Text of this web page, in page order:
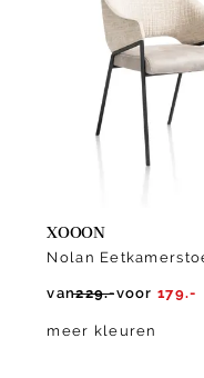
XOOON
Nolan
van229.-voor 179.-
meer kleuren